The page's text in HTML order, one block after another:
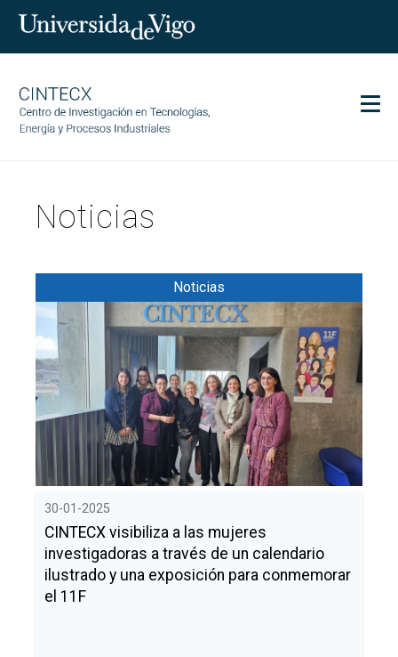
Investigación
Servicios
Ciencia y sociedad
Comunicación
Igualdad
Search
Buscar
por:
BUSCAR
TwitterInstagramYoutubeLinkedin
Noticias
Noticias
30-01-2025
CINTECX visibiliza a las mujeres
investigadoras a través de un calendario
ilustrado y una exposición para conmemorar
el 11F